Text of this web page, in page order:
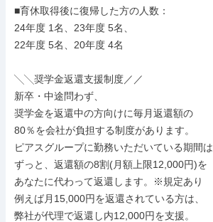
■育休取得後に復帰した方の人数：
24年度 1名、23年度 5名、
22年度 5名、20年度 4名
╲╲奨学金返還支援制度／／
新卒・中途問わず、
奨学金を返還中の方向けに毎月返還額の
80％を会社が負担する制度があります。
ピアスグループに勤務いただいている期間は
ずっと、返還額の8割(月額上限12,000円)を
あなたに代わって返還します。※規定あり
例えば月15,000円を返還されている方は、
弊社が代理で返還し内12,000円を支援。